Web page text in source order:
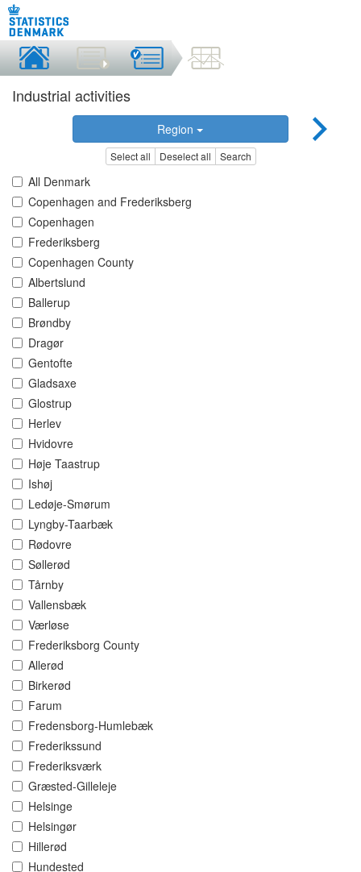
Industrial activities
Region
Select all Deselect all Search
All Denmark
Copenhagen and Frederiksberg
Copenhagen
Frederiksberg
Copenhagen County
Albertslund
Ballerup
Brøndby
Dragør
Gentofte
Gladsaxe
Glostrup
Herlev
Hvidovre
Høje Taastrup
Ishøj
Ledøje-Smørum
Lyngby-Taarbæk
Rødovre
Søllerød
Tårnby
Vallensbæk
Værløse
Frederiksborg County
Allerød
Birkerød
Farum
Fredensborg-Humlebæk
Frederikssund
Frederiksværk
Græsted-Gilleleje
Helsinge
Helsingør
Hillerød
Hundested